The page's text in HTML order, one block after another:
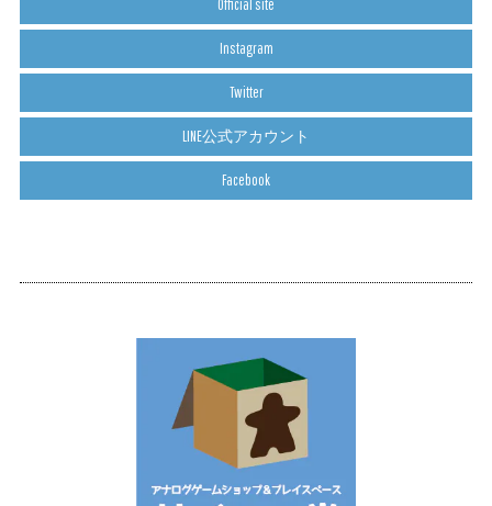
Official site
Instagram
Twitter
LINE公式アカウント
Facebook